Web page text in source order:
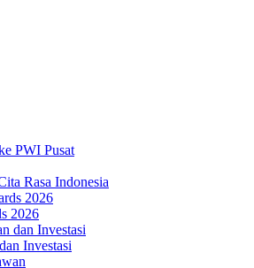
PWI Pusat
Rasa Indonesia
2026
Investasi